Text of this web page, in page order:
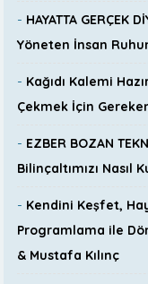
- HAYATTA GERÇEK
Yöneten İnsan
- Kağıdı Kalemi
Çekmek İçin
- EZBER BOZAN
Bilinçaltımızı Nasıl
- Kendini Keşfet,
Programlama ile
& Mustafa Kılınç